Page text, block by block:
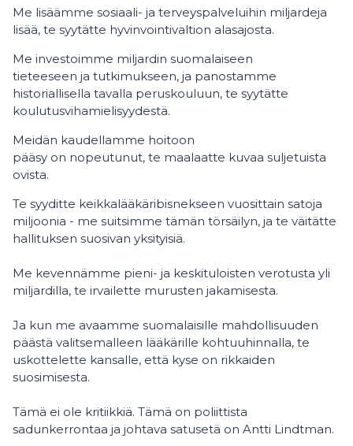
Me lisäämme sosiaali- ja terveyspalveluihin miljardeja
lisää, te syytätte hyvinvointivaltion alasajosta.
Me investoimme miljardin suomalaiseen
tieteeseen ja tutkimukseen, ja panostamme
historiallisella tavalla peruskouluun, te syytätte
koulutusvihamielisyydestä.
Meidän kaudellamme hoitoon
pääsy on nopeutunut, te maalaatte kuvaa suljetuista
ovista.
Te syyditte keikkalääkäribisnekseen vuosittain satoja
miljoonia - me suitsimme tämän törsäilyn, ja te väitätte
hallituksen suosivan yksityisiä.
Me kevennämme pieni- ja keskituloisten verotusta yli
miljardilla, te irvailette murusten jakamisesta.
Ja kun me avaamme suomalaisille mahdollisuuden
päästä valitsemalleen lääkärille kohtuuhinnalla, te
uskottelette kansalle, että kyse on rikkaiden
suosimisesta.
Tämä ei ole kritiikkiä. Tämä on poliittista
sadunkerrontaa ja johtava satusetä on Antti Lindtman.